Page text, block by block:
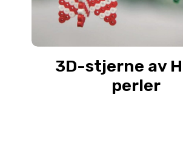
3D-stjerne av
perler